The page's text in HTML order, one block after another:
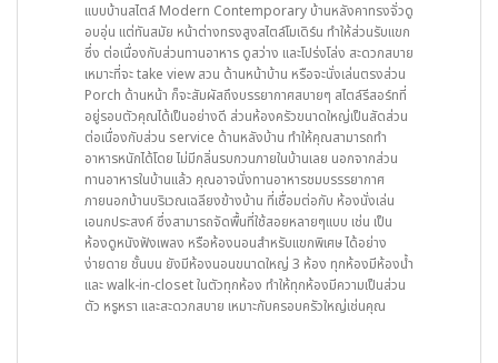
แบบบ้านสไตล์ Modern Contemporary บ้านหลังคาทรงจั่วดู
อบอุ่น แต่ทันสมัย หน้าต่างทรงสูงสไตล์โมเดิร์น ทำให้ส่วนรับแขก
ซึ่ง ต่อเนื่องกับส่วนทานอาหาร ดูสว่าง และโปร่งโล่ง สะดวกสบาย
เหมาะที่จะ take view สวน ด้านหน้าบ้าน หรือจะนั่งเล่นตรงส่วน
Porch ด้านหน้า ก็จะสัมผัสถึงบรรยากาศสบายๆ สไตล์รีสอร์ทที่
อยู่รอบตัวคุณได้เป็นอย่างดี ส่วนห้องครัวขนาดใหญ่เป็นสัดส่วน
ต่อเนื่องกับส่วน service ด้านหลังบ้าน ทำให้คุณสามารถทำ
อาหารหนักได้โดย ไม่มีกลิ่นรบกวนภายในบ้านเลย นอกจากส่วน
ทานอาหารในบ้านแล้ว คุณอาจนั่งทานอาหารชมบรรรยากาศ
ภายนอกบ้านบริเวณเฉลียงข้างบ้าน ที่เชื่อมต่อกับ ห้องนั่งเล่น
เอนกประสงค์ ซึ่งสามารถจัดพื้นที่ใช้สอยหลายๆแบบ เช่น เป็น
ห้องดูหนังฟังเพลง หรือห้องนอนสำหรับแขกพิเศษ ได้อย่าง
ง่ายดาย ชั้นบน ยังมีห้องนอนขนาดใหญ่ 3 ห้อง ทุกห้องมีห้องน้ำ
และ walk-in-closet ในตัวทุกห้อง ทำให้ทุกห้องมีความเป็นส่วน
ตัว หรูหรา และสะดวกสบาย เหมาะกับครอบครัวใหญ่เช่นคุณ